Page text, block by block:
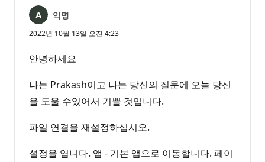
익명
2022년 10월 13일 오전 4:23
안녕하세요
나는 Prakash이고 나는 당신의 질문에 오늘 당신
을 도울 수있어서 기쁠 것입니다.
파일 연결을 재설정하십시오.
설정을 엽니다. 앱 - 기본 앱으로 이동합니다. 페이